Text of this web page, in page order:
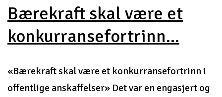
Bærekraft skal være et
konkurransefortrinn...
«Bærekraft skal være et konkurransefortrinn i
offentlige anskaffelser» Det var en engasjert og